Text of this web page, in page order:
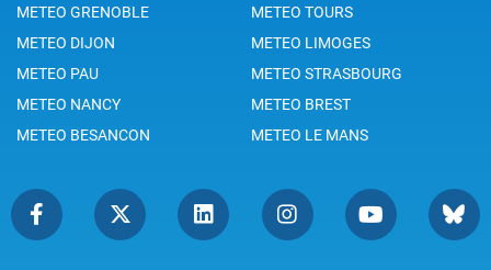
METEO GRENOBLE
METEO TOURS
METEO DIJON
METEO LIMOGES
METEO PAU
METEO STRASBOURG
METEO NANCY
METEO BREST
METEO BESANCON
METEO LE MANS